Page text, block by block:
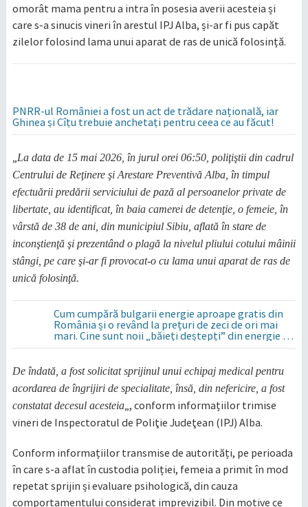
omorât mama pentru a intra în posesia averii acesteia și
care s-a sinucis vineri în arestul IPJ Alba, și-ar fi pus capăt
zilelor folosind lama unui aparat de ras de unică folosință.
PNRR-ul României a fost un act de trădare națională, iar
Ghinea și Cîțu trebuie anchetați pentru ceea ce au făcut!
La data de 15 mai 2026, în jurul orei 06:50, poliţiştii din cadrul
Centrului de Reţinere şi Arestare Preventivă Alba, în timpul
efectuării predării serviciului de pază al persoanelor private de
libertate, au identificat, în baia camerei de detenţie, o femeie, în
vârstă de 38 de ani, din municipiul Sibiu, aflată în stare de
inconştienţă şi prezentând o plagă la nivelul pliului cotului mâinii
stângi, pe care şi-ar fi provocat-o cu lama unui aparat de ras de
unică folosinţă.
Cum cumpără bulgarii energie aproape gratis din
România și o revând la prețuri de zeci de ori mai
mari. Cine sunt noii „băieți deștepți” din energie de
la sud de Dunăre
De îndată, a fost solicitat sprijinul unui echipaj medical pentru
acordarea de îngrijiri de specialitate, însă, din nefericire, a fost
constatat decesul acesteia„, conform informațiilor trimise
vineri de Inspectoratul de Poliţie Judeţean (IPJ) Alba.
Conform informațiilor transmise de autorități, pe perioada
în care s-a aflat în custodia poliției, femeia a primit în mod
repetat sprijin și evaluare psihologică, din cauza
comportamentului considerat imprevizibil. Din motive ce